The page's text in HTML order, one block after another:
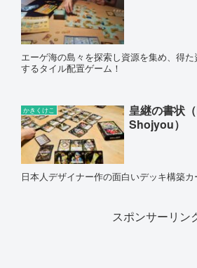
エーゲ海の島々を探索し資源を集め、得
するタイル配置ゲーム！
かきくけこ
皇継の書状
Shojyou）
日本人デザイナー作の面白いデッキ構築カ
スポンサーリン